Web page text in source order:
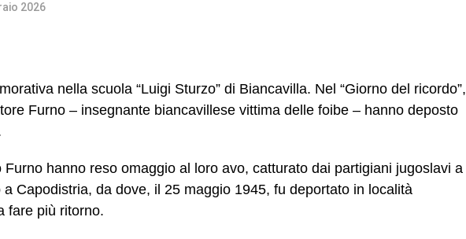
2026
nella scuola “Luigi Sturzo” di Biancavilla. Nel “Giorno del ricordo”,
Furno – insegnante biancavillese vittima delle foibe – hanno deposto
Furno hanno reso omaggio al loro avo, catturato dai partigiani jugoslavi a
Capodistria, da dove, il 25 maggio 1945, fu deportato in località
fare più ritorno.